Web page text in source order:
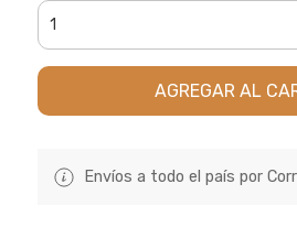
AGREGAR AL
Envíos a todo el país por